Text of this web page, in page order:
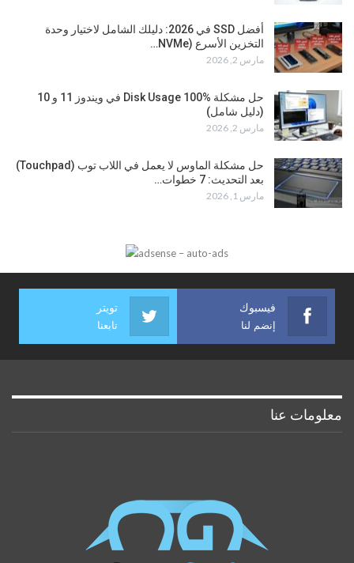
أفضل SSD في 2026: دليلك الشامل لاختيار وحدة
التخزين الأسرع (NVMe…
مارس 2, 2026
حل مشكلة Disk Usage 100% في ويندوز 11 و 10
(دليل شامل)
مارس 2, 2026
حل مشكلة الماوس لا يعمل في اللاب توب (Touchpad)
بعد التحديث: 7 خطوات…
مارس 1, 2026
فيسبوك
إنضم لنا
تويتر
تابعنا
معلومات عنا